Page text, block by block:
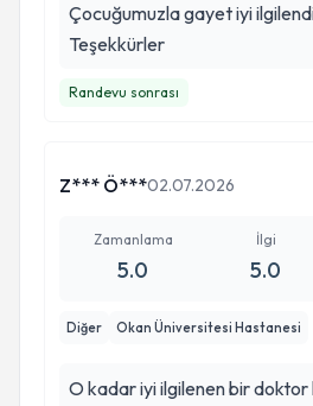
Çocuğumuzla gayet iyi
Teşekkürler
Randevu sonrası
Z*** Ö***02.07.2026
Zamanlama
5.0
İlgi
5.0
Diğer Okan Üniversitesi Hastanesi
O kadar iyi ilgilenen bir doktor